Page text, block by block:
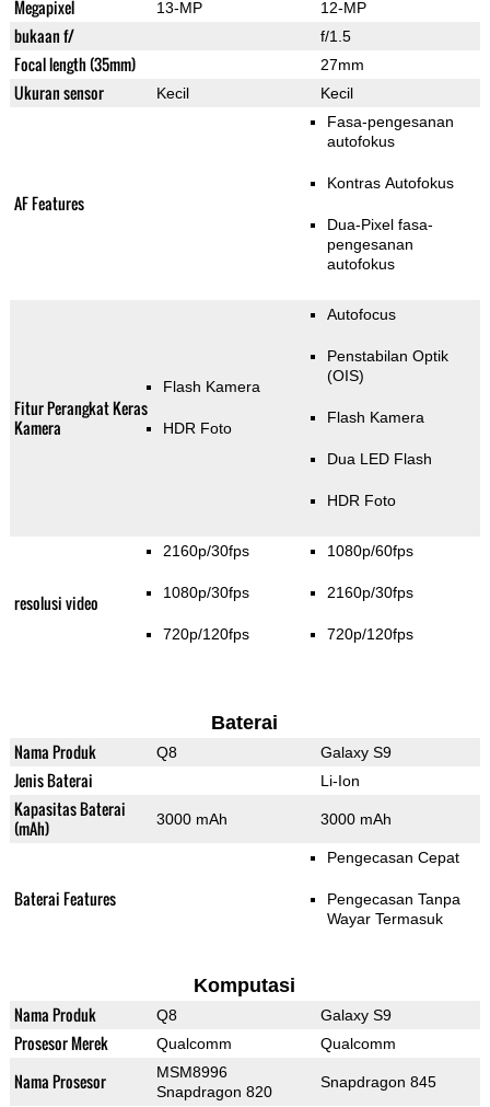
Megapixel 13-MP 12-MP
bukaan f/ f/1.5
Focal length (35mm) 27mm
Ukuran sensor Kecil Kecil
AF Features
Fasa-pengesanan
autofokus
Kontras Autofokus
Dua-Pixel fasa-
pengesanan
autofokus
Fitur Perangkat Keras
Kamera
Flash Kamera
HDR Foto
Autofocus
Penstabilan Optik
(OIS)
Flash Kamera
Dua LED Flash
HDR Foto
resolusi video
2160p/30fps
1080p/30fps
720p/120fps
1080p/60fps
2160p/30fps
720p/120fps
Baterai
Nama Produk Q8 Galaxy S9
Jenis Baterai Li-Ion
Kapasitas Baterai
(mAh)
3000 mAh 3000 mAh
Baterai Features
Pengecasan Cepat
Pengecasan Tanpa
Wayar Termasuk
Komputasi
Nama Produk Q8 Galaxy S9
Prosesor Merek Qualcomm Qualcomm
Nama Prosesor
MSM8996
Snapdragon 820
Snapdragon 845